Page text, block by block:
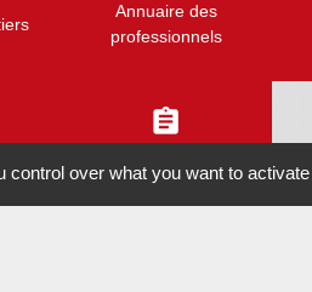
Annuaire des
professionnels
assignment
over what you want to activate